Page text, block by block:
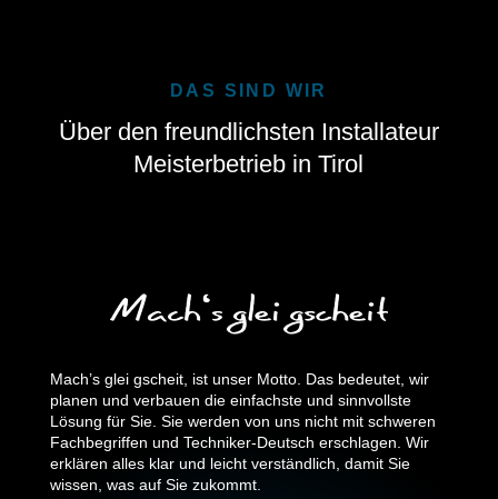
DAS SIND WIR
Über den freundlichsten Installateur
Meisterbetrieb in Tirol
Mach’s glei gscheit, ist unser Motto. Das bedeutet, wir
planen und verbauen die einfachste und sinnvollste
Lösung für Sie. Sie werden von uns nicht mit schweren
Fachbegriffen und Techniker-Deutsch erschlagen. Wir
erklären alles klar und leicht verständlich, damit Sie
wissen, was auf Sie zukommt.